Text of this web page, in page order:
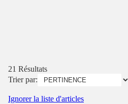
21 Résultats
Trier par:
Ignorer la liste d'articles